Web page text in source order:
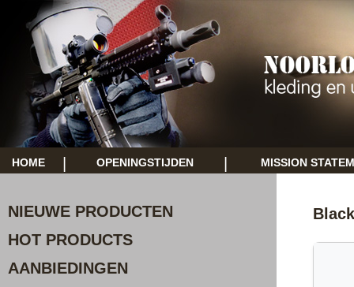
HOME OPENINGSTIJDEN MISSION
NIEUWE PRODUCTEN
HOT PRODUCTS
AANBIEDINGEN